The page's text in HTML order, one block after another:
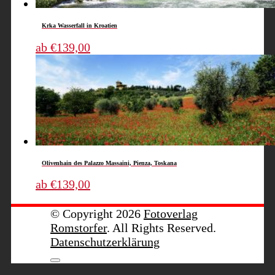
auf
der
Produktseite
gewählt
werden
Krka Wasserfall in Kroatien
ab €139,00Dieses
weist
mehrere
Varianten
auf.
Die
Optionen
können
der
Produktseite
gewählt
werden
Olivenhain des Palazzo Massaini, Pienza, Toskana
ab €139,00Dieses
weist
mehrere
Varianten
© Copyright 2026 Fotoverlag
Romstorfer. All Rights Reserved.
Datenschutzerklärung